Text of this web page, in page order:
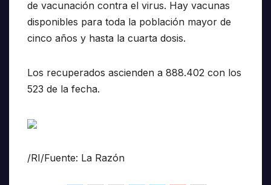
de vacunación contra el virus. Hay vacunas
disponibles para toda la población mayor de
cinco años y hasta la cuarta dosis.
Los recuperados ascienden a 888.402 con los
523 de la fecha.
/RI/Fuente: La Razón